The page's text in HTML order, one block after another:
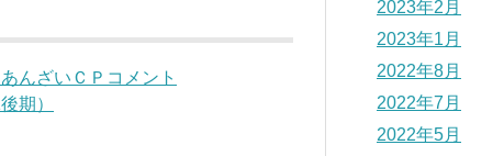
んざいＣＰコメント
期）
2023年2月
2023年1月
2022年8月
2022年7月
2022年5月